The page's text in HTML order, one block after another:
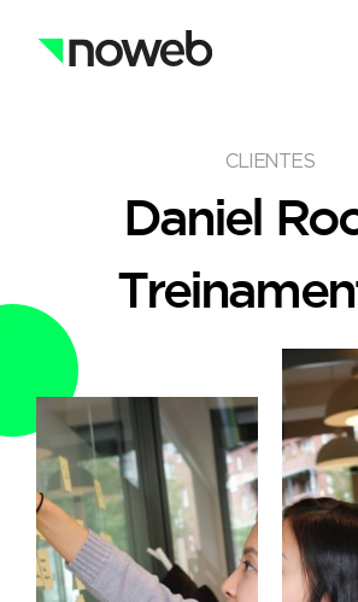
CLIENTES
Daniel